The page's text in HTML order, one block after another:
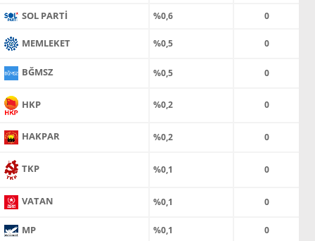
SOL PARTİ %0,6 0
MEMLEKET %0,5 0
BĞMSZ %0,5 0
HKP %0,2 0
HAKPAR %0,2 0
TKP %0,1 0
VATAN %0,1 0
MP %0,1 0